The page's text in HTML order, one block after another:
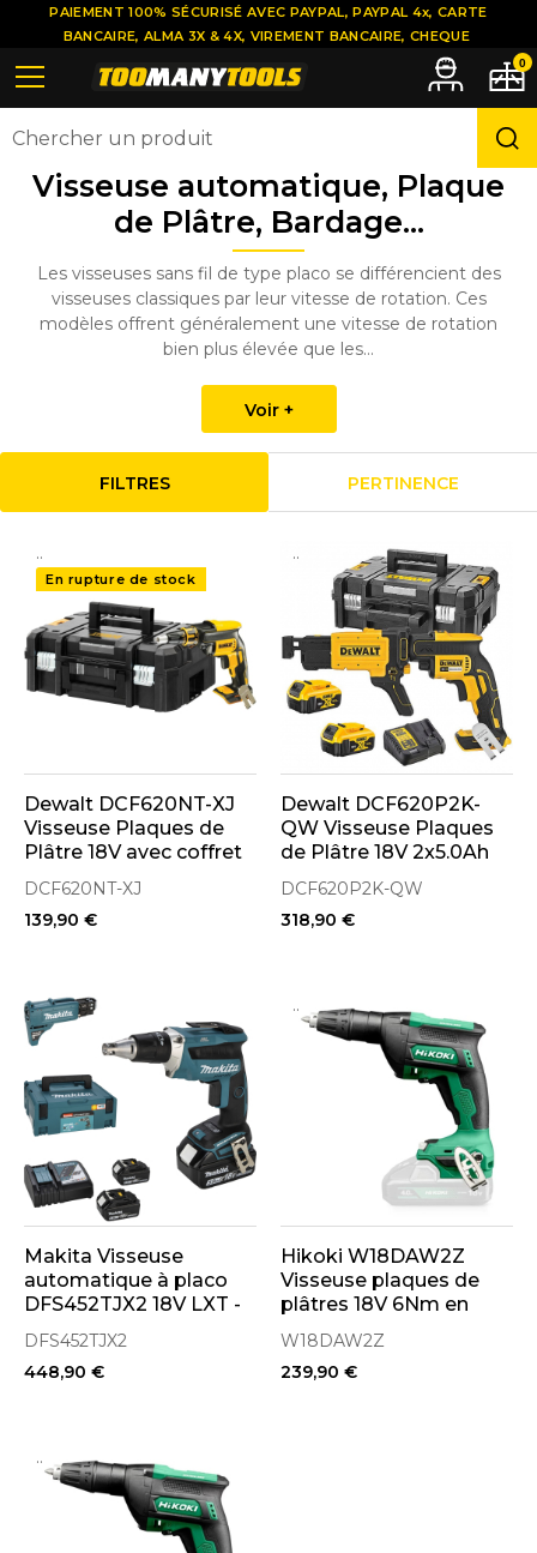
Visseuse automatique, Plaque
de Plâtre, Bardage...
Les visseuses sans fil de type placo se différencient des
visseuses classiques par leur vitesse de rotation. Ces
modèles offrent généralement une vitesse de rotation
bien plus élevée que les...
Voir +
FILTRES PERTINENCE
..
En rupture de stock
Dewalt DCF620NT-XJ
Visseuse Plaques de
Plâtre 18V avec coffret
de transport T-Stak
DCF620NT-XJ
139,90 €
..
Dewalt DCF620P2K-
QW Visseuse Plaques
de Plâtre 18V 2x5.0Ah
(Chargeur de Vis Inclus)
DCF620P2K-QW
318,90 €
..
Makita Visseuse
automatique à placo
DFS452TJX2 18V LXT -
2 batteries 5,0 Ah +
chargeur de vis en
bande
DFS452TJX2
448,90 €
..
Hikoki W18DAW2Z
Visseuse plaques de
plâtres 18V 6Nm en
coffret HitCase
(Machine seule)
W18DAW2Z
239,90 €
..
PAIEMENT 100% SÉCURISÉ AVEC PAYPAL, PAYPAL 4x, CARTE
BANCAIRE, ALMA 3X & 4X, VIREMENT BANCAIRE, CHEQUE
0